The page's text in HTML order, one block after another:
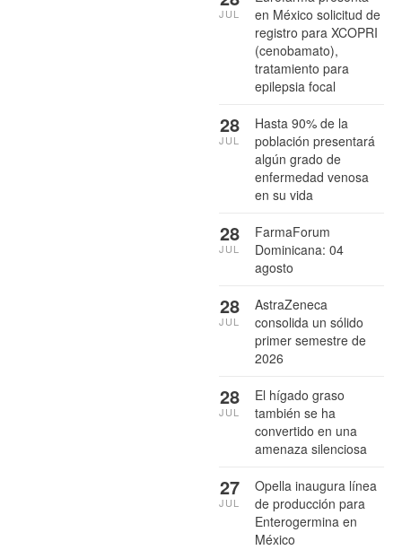
en México solicitud de
registro para XCOPRI
(cenobamato),
tratamiento para
epilepsia focal
JUL
Hasta 90% de la
población presentará
algún grado de
enfermedad venosa
en su vida
28
JUL
FarmaForum
Dominicana: 04
agosto
28
JUL
AstraZeneca
consolida un sólido
primer semestre de
2026
28
JUL
El hígado graso
también se ha
convertido en una
amenaza silenciosa
28
JUL
Opella inaugura línea
de producción para
Enterogermina en
México
27
JUL